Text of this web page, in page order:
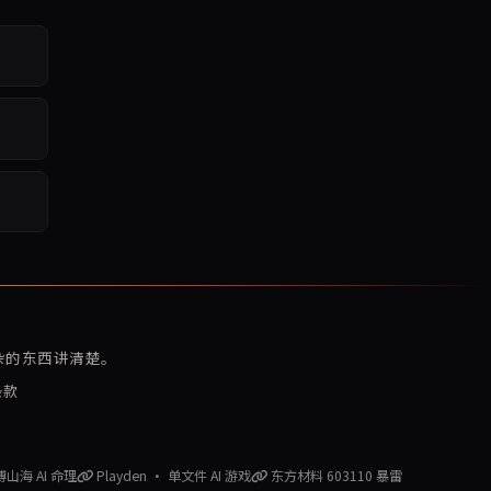
东西讲清楚。
海 AI 命理 Playden · 单文件 AI 游戏 东方材料 603110 暴雷